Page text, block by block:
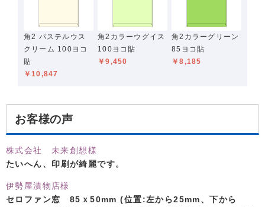
角2 パステルウス
クリーム 100ヨコ
貼
￥10,847
角2カラーウグイス
100ヨコ貼
￥9,450
角2カラーグリーン
85ヨコ貼
￥8,185
お客様の声
株式会社 未来創想様
たいへん、印刷が綺麗です。
伊勢屋漬物店様
セロファン窓 85ｘ50mm (位置:左から25mm、下から